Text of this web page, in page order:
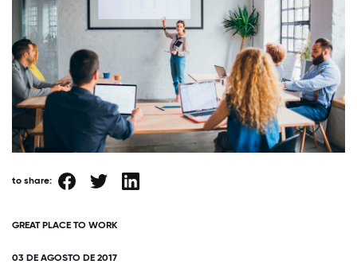
to share:
GREAT PLACE TO WORK
03 DE AGOSTO DE 2017